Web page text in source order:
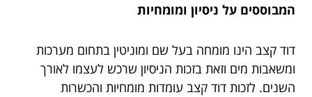
המבוססים על ניסיון ומומחיות
דוד קצב הינו מומחה בעל שם ומוניטין בתחום מערכות
ומשאבות מים וזאת בזכות הניסיון שרכש לעצמו לאורך
השנים. לזכות דוד קצב עומדות מומחיות והכשרות